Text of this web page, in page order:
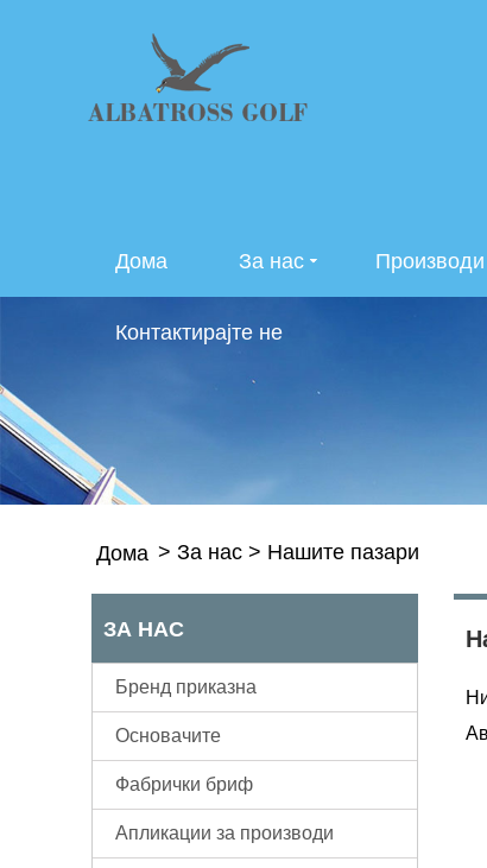
Дома За нас Производи
Контактирајте не
Дома > За нас > Нашите пазари
ЗА НАС
Бренд приказна
Основачите
Фабрички бриф
Апликации за производи